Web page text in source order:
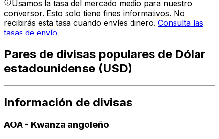
Usamos la tasa del mercado medio para nuestro
conversor. Esto solo tiene fines informativos. No
recibirás esta tasa cuando envíes dinero. Consulta las
tasas de envío.
Pares de divisas populares de Dólar
estadounidense (USD)
Información de divisas
AOA - Kwanza angoleño